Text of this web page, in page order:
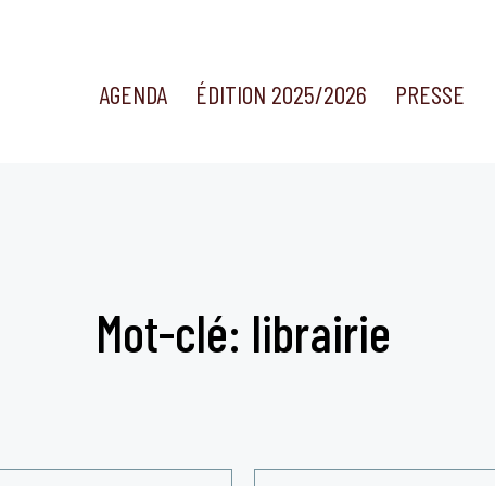
AGENDA ÉDITION 2025/2026 PRESSE
Mot-clé: librairie